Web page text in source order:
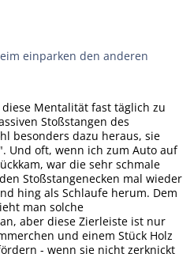
einparken den anderen
Mentalität fast täglich zu
Stoßstangen des
besonders dazu heraus, sie
Und oft, wenn ich zum Auto auf
war die sehr schmale
Stoßstangenecken mal wieder
hing als Schlaufe herum. Dem
man solche
aber diese Zierleiste ist nur
und einem Stück Holz
- wenn sie nicht zerknickt